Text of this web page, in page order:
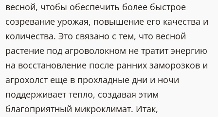
весной, чтобы обеспечить более быстрое
созревание урожая, повышение его качества и
количества. Это связано с тем, что весной
растение под агроволокном не тратит энергию
на восстановление после ранних заморозков и
агрохолст еще в прохладные дни и ночи
поддерживает тепло, создавая этим
благоприятный микроклимат. Итак,